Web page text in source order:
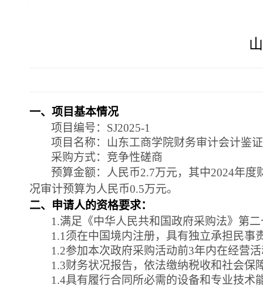
一、项目基本情况
项目编号： SJ2025-1
项目名称：山东工商学院财务审计会计鉴
采购方式：竞争性磋商
预算金额： 人民币2.7万元，其中2024年度
况审计预算为人民币0.5万元。
二、申请人的资格要求：
1.满足《中华人民共和国政府采购法》第
1.1须在中国境内注册，具有独立承担民事
1.2参加本次政府采购活动前3年内在经营
1.3财务状况报告，依法缴纳税收和社会保
1.4具有履行合同所必需的设备和专业技术